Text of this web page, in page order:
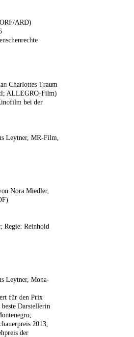
ARD)
Traum
ALLEGRO-Film)
bei der
Leytner, MR-Film,
Nora Miedler,
Regie: Reinhold
Leytner, Mona-
für den Prix
Darstellerin
2013;
der